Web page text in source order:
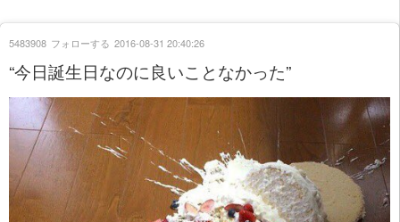
“今日誕生日なのに良いことなかった”
5483908 フォローする 2016-08-31 20:40:26